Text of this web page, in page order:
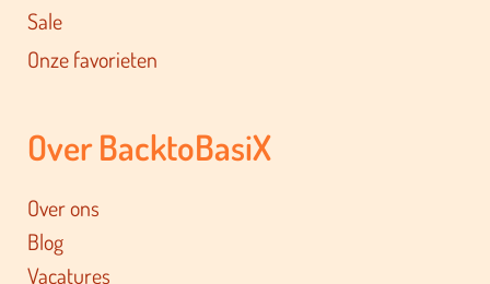
Sale
Onze favorieten
Over BacktoBasiX
Over ons
Blog
Vacatures